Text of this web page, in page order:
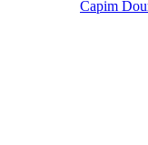
Capim